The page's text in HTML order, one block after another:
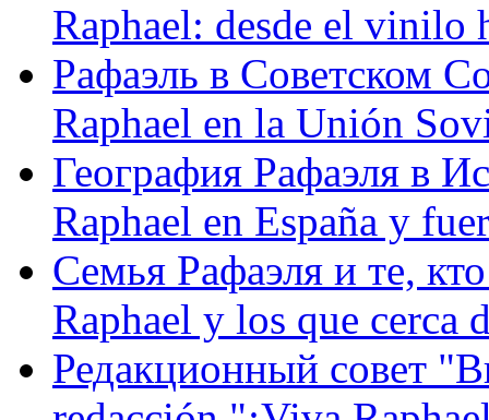
Raphael: desde el vinilo
Рафаэль в Советском
Raphael en la Unión
География Рафаэля в
Raphael en España y
Семья Рафаэля и те,
Raphael y los que cerca
Редакционный совет